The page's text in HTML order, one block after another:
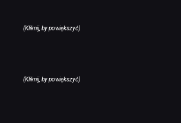
(Kliknij, by powiększyć)
(Kliknij, by powiększyć)